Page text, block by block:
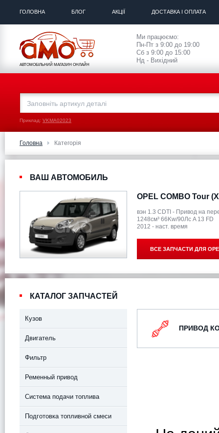
ГОЛОВНА БЛОГ АКЦІЇ ДОСТАВКА І ОПЛАТА
АВТОМОБІЛЬНИЙ МАГАЗИН ОНЛАЙН
Ми працюємо:
Пн-Пт з 9:00 до 19:00
Сб з 9:00 до 15:00
Нд - Вихідний
Приклад: VKMA02023
Головна Категорія
ВАШ АВТОМОБИЛЬ
OPEL COMBO Tour
вэн 1.3 CDTI - Привод на
1248см³ 66Kw/90Лс A 13 FD
2012 - наст. время
ВСЕ ЗАПЧАСТИ ДЛЯ
КАТАЛОГ ЗАПЧАСТЕЙ
Кузов
Двигатель
Фильтр
Ременный привод
Система подачи топлива
Подготовка топливной смеси
ПРИВОД